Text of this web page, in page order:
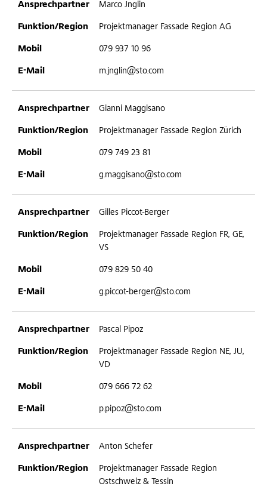
Marco Jnglin
Projektmanager Fassade Region AG
079 937 10 96
m.jnglin@sto.com
Gianni Maggisano
Projektmanager Fassade Region Zürich
079 749 23 81
g.maggisano@sto.com
Gilles Piccot-Berger
Projektmanager Fassade Region FR, GE,
VS
079 829 50 40
g.piccot-berger@sto.com
Pascal Pipoz
Projektmanager Fassade Region NE, JU,
VD
079 666 72 62
p.pipoz@sto.com
Anton Schefer
Projektmanager Fassade Region
Ostschweiz & Tessin